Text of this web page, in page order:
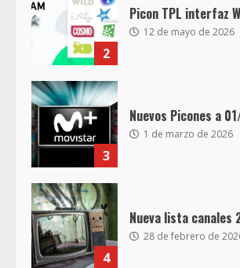
2
Picon TPL interfaz
12 de mayo de 2026
3
Nuevos Picones a
1 de marzo de 2026
4
Nueva lista canales
28 de febrero de